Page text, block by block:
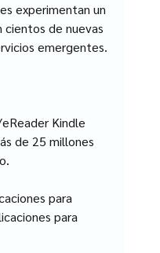
experimentan un
de nuevas
emergentes.
Kindle
de 25 millones
para
para